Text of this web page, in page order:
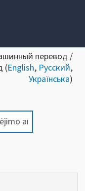
перевод /
(English, Русский,
Українська)